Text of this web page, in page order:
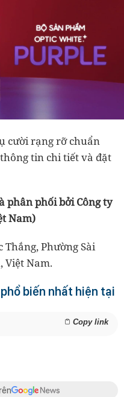
cười rạng rỡ chuẩn
tin chi tiết và đặt
phân phối bởi Công ty
Nam)
Phường Sài
Việt Nam.
biến nhất hiện tại
Copy link